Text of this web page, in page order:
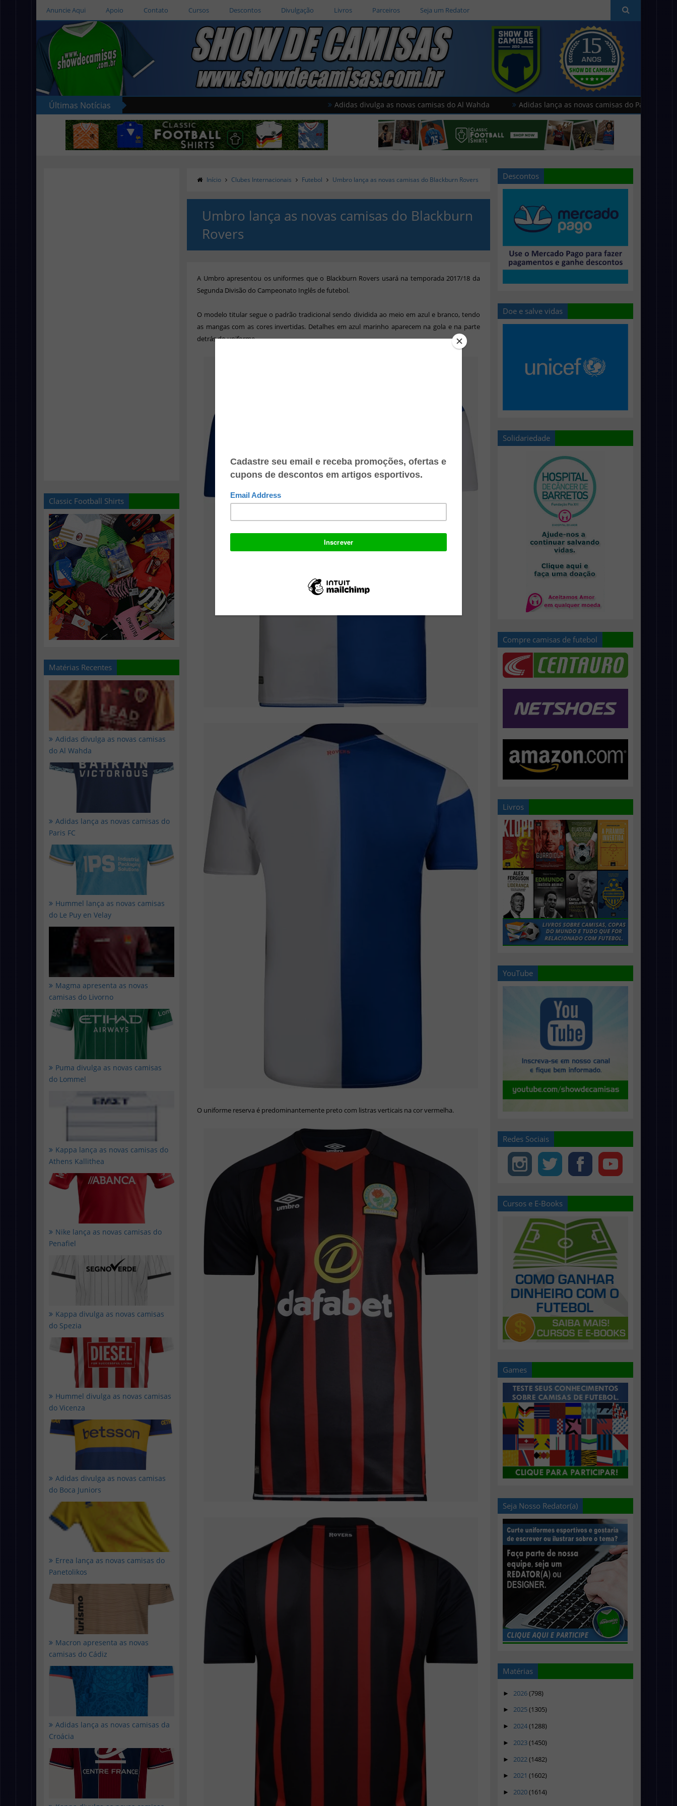
Anuncie Aqui Apoio Contato Cursos Descontos Divulgação Livros Parceiros Seja um Redator
Últimas Notícias Adidas divulga as novas camisas do Al Wahda Adidas lança as novas camisas do Paris FC
Classic Football Shirts
Matérias Recentes
Adidas divulga as novas camisas
do Al Wahda
Adidas lança as novas camisas do
Paris FC
Hummel lança as novas camisas
do Le Puy en Velay
Magma apresenta as novas
camisas do Livorno
Puma divulga as novas camisas
do Lommel
Kappa lança as novas camisas do
Athens Kallithea
Nike lança as novas camisas do
Penafiel
Kappa divulga as novas camisas
do Spezia
Hummel divulga as novas camisas
do Vicenza
Adidas divulga as novas camisas
do Boca Juniors
Errea lança as novas camisas do
Panetolikos
Macron apresenta as novas
camisas do Cádiz
Adidas lança as novas camisas da
Croácia
Início Clubes Internacionais Futebol Umbro lança as novas camisas do Blackburn Rovers
Umbro lança as novas camisas do Blackburn
Rovers
A Umbro apresentou os uniformes que o Blackburn Rovers usará na temporada 2017/18 da
Segunda Divisão do Campeonato Inglês de futebol.
O modelo titular segue o padrão tradicional sendo dividida ao meio em azul e branco, tendo
as mangas com as cores invertidas. Detalhes em azul marinho aparecem na gola e na parte
detrás do uniforme.
O uniforme reserva é predominantemente preto com listras verticais na cor vermelha.
Descontos
Doe e salve vidas
Solidariedade
Compre camisas de futebol
Livros
YouTube
Redes Sociais
Cursos e E-Books
Games
Seja Nosso Redator(a)
Matérias
► 2026(798)
► 2025(1305)
► 2024(1288)
► 2023(1450)
► 2022(1482)
► 2021 (1602)
► 2020(1614)